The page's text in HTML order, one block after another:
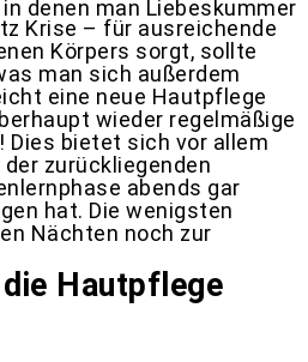
denen man Liebeskummer
Krise – für ausreichende
Körpers sorgt, sollte
man sich außerdem
eine neue Hautpflege
wieder regelmäßige
Dies bietet sich vor allem
zurückliegenden
abends gar
hat. Die wenigsten
Nächten noch zur
Hautpflege